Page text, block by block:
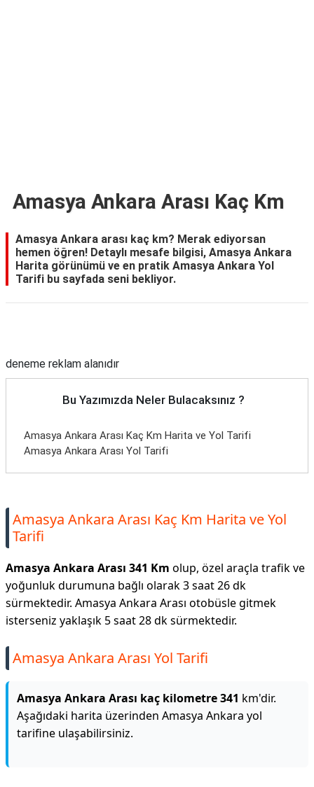
Amasya Ankara Arası Kaç Km
Amasya Ankara arası kaç km? Merak ediyorsan
hemen öğren! Detaylı mesafe bilgisi, Amasya Ankara
Harita görünümü ve en pratik Amasya Ankara Yol
Tarifi bu sayfada seni bekliyor.
deneme reklam alanıdır
Bu Yazımızda Neler Bulacaksınız ?
Amasya Ankara Arası Kaç Km Harita ve Yol Tarifi
Amasya Ankara Arası Yol Tarifi
Amasya Ankara Arası Kaç Km Harita ve Yol
Tarifi
Amasya Ankara Arası 341 Km olup, özel araçla trafik ve
yoğunluk durumuna bağlı olarak 3 saat 26 dk
sürmektedir. Amasya Ankara Arası otobüsle gitmek
isterseniz yaklaşık 5 saat 28 dk sürmektedir.
Amasya Ankara Arası Yol Tarifi
Amasya Ankara Arası kaç kilometre 341 km'dir.
Aşağıdaki harita üzerinden Amasya Ankara yol
tarifine ulaşabilirsiniz.